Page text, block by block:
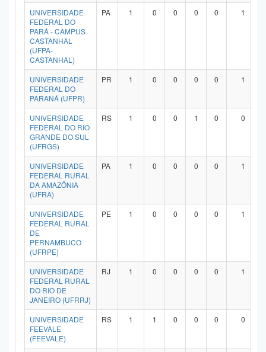
UNIVERSIDADE
FEDERAL DO
PARÁ - CAMPUS
CASTANHAL
(UFPA-
CASTANHAL)
PA 1 0 0 0 0 1
UNIVERSIDADE
FEDERAL DO
PARANÁ (UFPR)
PR 1 0 0 0 0 1
UNIVERSIDADE
FEDERAL DO RIO
GRANDE DO SUL
(UFRGS)
RS 1 0 0 1 0 0
UNIVERSIDADE
FEDERAL RURAL
DA AMAZÔNIA
(UFRA)
PA 1 0 0 0 0 1
UNIVERSIDADE
FEDERAL RURAL
DE
PERNAMBUCO
(UFRPE)
PE 1 0 0 0 0 1
UNIVERSIDADE
FEDERAL RURAL
DO RIO DE
JANEIRO (UFRRJ)
RJ 1 0 0 0 0 1
UNIVERSIDADE
FEEVALE
(FEEVALE)
RS 1 1 0 0 0 0